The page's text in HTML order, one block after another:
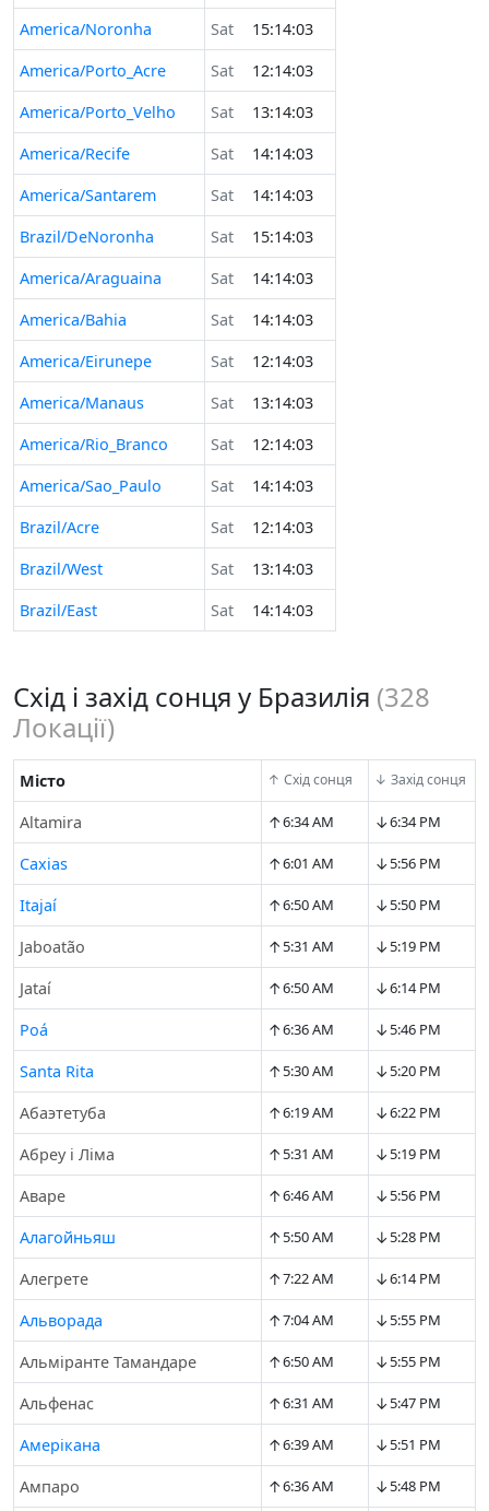
America/Noronha
Sat
15:14:03
America/Porto_Acre
Sat
12:14:03
America/Porto_Velho
Sat
13:14:03
America/Recife
Sat
14:14:03
America/Santarem
Sat
14:14:03
Brazil/DeNoronha
Sat
15:14:03
America/Araguaina
Sat
14:14:03
America/Bahia
Sat
14:14:03
America/Eirunepe
Sat
12:14:03
America/Manaus
Sat
13:14:03
America/Rio_Branco
Sat
12:14:03
America/Sao_Paulo
Sat
14:14:03
Brazil/Acre
Sat
12:14:03
Brazil/West
Sat
13:14:03
Brazil/East
Sat 14:14:03
Схід і захід сонця у Бразилія (328
Локації)
Місто ↑ Схід сонця ↓ Захід сонця
Altamira ↑6:34 AM ↓6:34 PM
Caxias ↑6:01 AM ↓5:56 PM
Itajaí ↑6:50 AM ↓5:50 PM
Jaboatão ↑5:31 AM ↓5:19 PM
Jataí ↑6:50 AM ↓6:14 PM
Poá ↑6:36 AM ↓5:46 PM
Santa Rita ↑5:30 AM ↓5:20 PM
Абаэтетуба ↑6:19 AM ↓6:22 PM
Абреу і Ліма ↑5:31 AM ↓5:19 PM
Аваре ↑6:46 AM ↓5:56 PM
Алaгойньяш ↑5:50 AM ↓5:28 PM
Алегрете ↑7:22 AM ↓6:14 PM
Альворада ↑7:04 AM ↓5:55 PM
Альміранте Тамандаре ↑6:50 AM ↓5:55 PM
Альфенас ↑6:31 AM ↓5:47 PM
Амеріканa ↑6:39 AM ↓5:51 PM
Ампаро ↑6:36 AM ↓5:48 PM